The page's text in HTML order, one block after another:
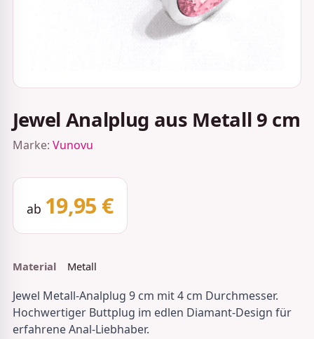
Jewel Analplug aus Metall 9 cm
Marke: Vunovu
ab 19,95 €
Material Metall
Jewel Metall-Analplug 9 cm mit 4 cm Durchmesser.
Hochwertiger Buttplug im edlen Diamant-Design für
erfahrene Anal-Liebhaber.